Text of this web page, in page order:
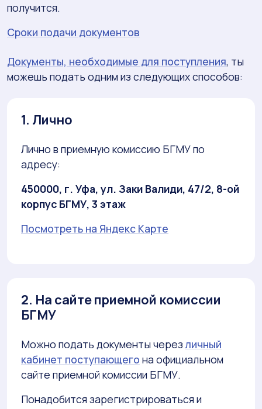
получится.
Сроки подачи документов
Документы, необходимые для поступления, ты
можешь подать одним из следующих способов:
1. Лично
Лично в приемную комиссию БГМУ по
адресу:
450000, г. Уфа, ул. Заки Валиди, 47/2, 8-ой
корпус БГМУ, 3 этаж
Посмотреть на Яндекс Карте
2. На сайте приемной комиссии
БГМУ
Можно подать документы через личный
кабинет поступающего на официальном
сайте приемной комиссии БГМУ.
Понадобится зарегистрироваться и